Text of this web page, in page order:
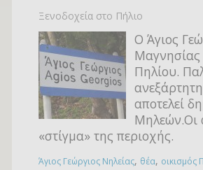
Ξενοδοχεία στο Πήλιο
Ο Άγιος
Μαγνησίας
Πηλίου.
αποτελεί
Μηλεών.Οι
«στίγμα» της περιοχής.
Άγιος Γεώργιος Νηλείας, θέα, οικισμός